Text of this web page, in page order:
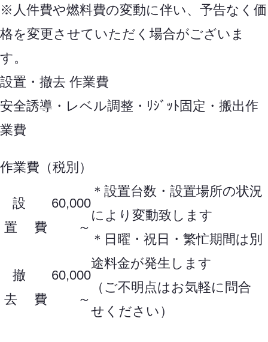
※人件費や燃料費の変動に伴い、予告なく価
格を変更させていただく場合がございま
す。
設置・撤去 作業費
安全誘導・レベル調整・ﾘｼﾞｯﾄ固定・搬出作
業費
作業費（税別）
設
置 費
60,000
～
＊設置台数・設置場所の状況
により変動致します
＊日曜・祝日・繁忙期間は別
途料金が発生します
（ご不明点はお気軽に問合
せください）
撤
去 費
60,000
～